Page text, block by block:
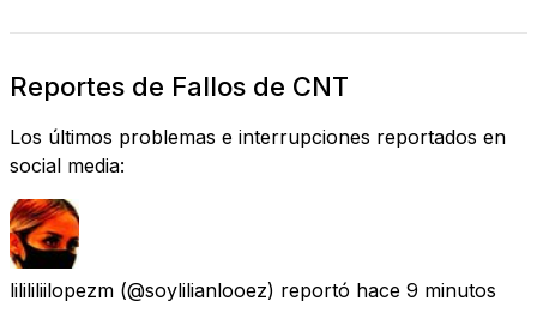
Reportes de Fallos de CNT
Los últimos problemas e interrupciones reportados en
social media:
lilililiilopezm (@soylilianlooez) reportó hace 9 minutos